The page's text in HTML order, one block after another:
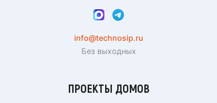
info@technosip.ru
Без выходных
ПРОЕКТЫ ДОМОВ